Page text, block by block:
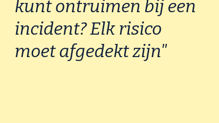
kunt ontruimen bij een
incident? Elk risico
moet afgedekt zijn"